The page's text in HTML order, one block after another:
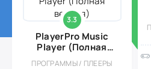
3.3
PlayerPro Music
Player (Полная
версия)
ПРОГРАММЫ / ПЛЕЕРЫ